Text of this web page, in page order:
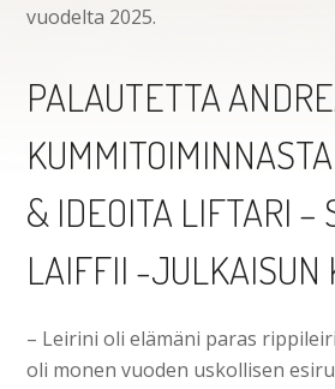
vuodelta 2025.
PALAUTETTA
KUMMITOIMINNASTA
& IDEOITA LIFTARI –
LAIFFII -JULKAISUN
– Leirini oli elämäni paras
oli monen vuoden uskollisen